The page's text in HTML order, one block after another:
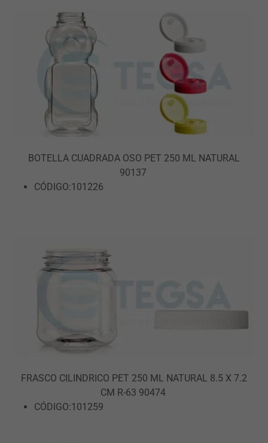
BOTELLA CUADRADA OSO PET 250 ML NATURAL
90137
CÓDIGO:101226
FRASCO CILINDRICO PET 250 ML NATURAL 8.5 X 7.2
CM R-63 90474
CÓDIGO:101259